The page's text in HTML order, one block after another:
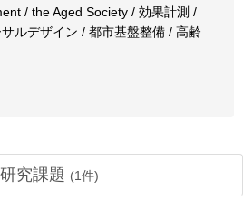
/ the Aged Society / 効果計測 /
ルデザイン / 都市基盤整備 / 高齢
研究課題 (1件)